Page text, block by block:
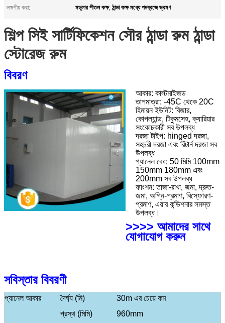
লক্ষণীয় করা:
মডুলার শীতল কক্ষ, ঠান্ডা কক্ষ মধ্যে পদব্রজে ভ্রমণ
শিল্প সিই সার্টিফিকেশন সৌর ঠান্ডা রুম ঠান্ডা
স্টোরেজ রুম
বিবরণ
আকার: কাস্টমাইজড
তাপমাত্রা: -45C থেকে 20C
হিমায়ন ইউনিট: বিজার,
কোপল্যান্ড, টিকুমসেহ, ক্যারিয়ার
সংকোচকারী সব উপলব্ধ
দরজা টাইপ: hinged দরজা,
সহচরী দরজা এবং রিটার্ন দরজা সব
উপলব্ধ
প্যানেল বেধ: 50 মিমি 100mm
150mm 180mm এবং
200mm সব উপলব্ধ
ফাংশন: তাজা-রাখা, জমা, দ্রুত-
জমা, অগ্নি-প্রমাণ, বিস্ফোরণ-
প্রমাণ, এয়ার কন্ডিশনার সমস্ত
উপলব্ধ।
>>>> আমাদের সাথে
যোগাযোগ করুন
সবিস্তার বিবরণী
প্যানেল আকার দৈর্ঘ্য (মি)
30m এর চেয়ে কম
প্রস্থ (মিমি)
960mm